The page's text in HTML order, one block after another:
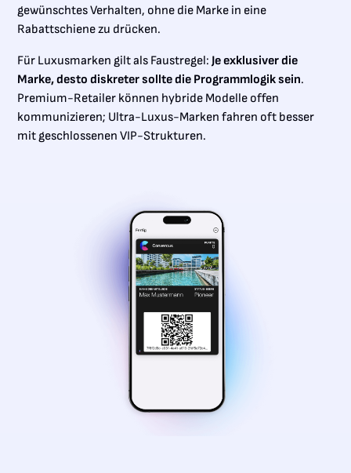
gewünschtes Verhalten, ohne die Marke in eine
Rabattschiene zu drücken.
Für Luxusmarken gilt als Faustregel: Je exklusiver die
Marke, desto diskreter sollte die Programmlogik sein.
Premium-Retailer können hybride Modelle offen
kommunizieren; Ultra-Luxus-Marken fahren oft besser
mit geschlossenen VIP-Strukturen.